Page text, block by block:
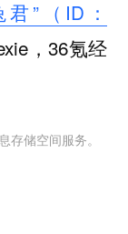
君”（ID：
，36氪经
储空间服务。